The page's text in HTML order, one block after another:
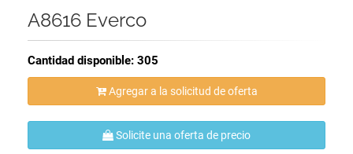
A8616 Everco
Cantidad disponible: 305
Agregar a la solicitud de oferta
Solicite una oferta de precio